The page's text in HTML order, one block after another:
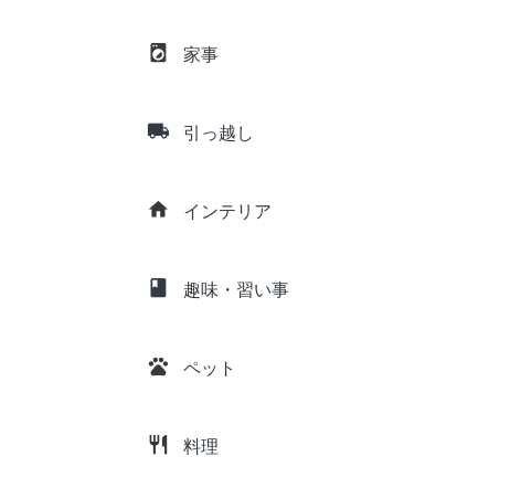
local_laundry_service 家事
local_shipping 引っ越し
home インテリア
class 趣味・習い事
pets ペット
restaurant 料理